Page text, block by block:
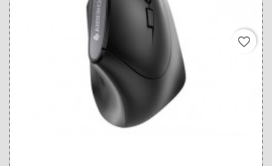
favorite_border